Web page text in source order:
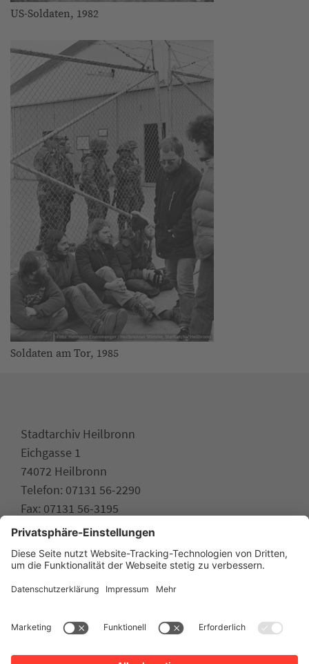
US-Soldaten, 1982
Soldaten am Tor, 1985
Stadtarchiv Heilbronn
Eichgasse 1
74072 Heilbronn
Telefon: 07131 56-2290
Fax: 07131 56-3195
stadtarchiv.heilbronn.de
www.heilbronn.de
Datenschutz